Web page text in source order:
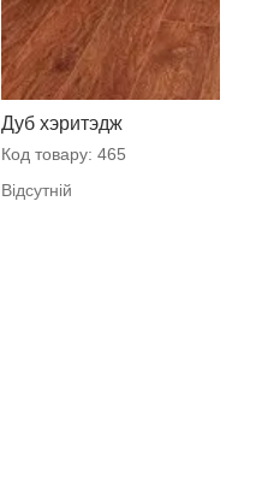
Дуб хэритэдж
Код товару: 465
Вiдсутнiй